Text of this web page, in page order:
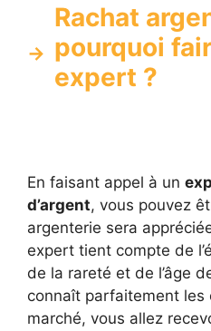
Rachat
pourquoi
expert ?
En faisant appel à un
d’argent, vous pouvez
argenterie sera
expert tient compte de
de la rareté et de l’âge
connaît parfaitement les
marché, vous allez